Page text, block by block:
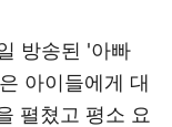
방송된 '아빠
아이들에게 대
펼쳤고 평소 요